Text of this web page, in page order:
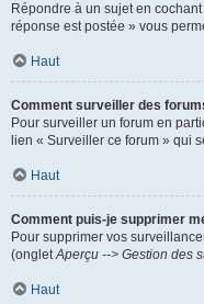
Répondre à un sujet en
réponse est postée » vous
Haut
Comment surveiller des
Pour surveiller un forum en
lien « Surveiller ce forum » qui
Haut
Comment puis-je supprimer
Pour supprimer vos
(ongletAperçu --> Gestion des
Haut